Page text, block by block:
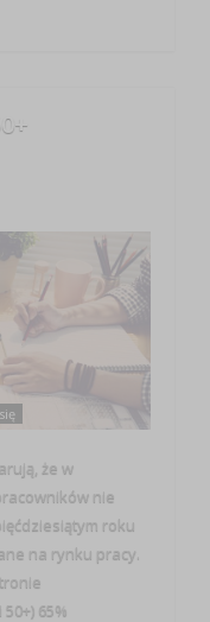
że w
nie
roku
na rynku pracy.
65%